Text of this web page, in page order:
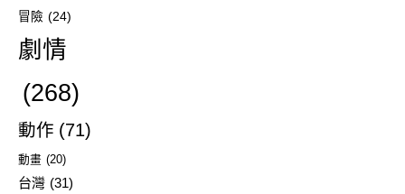
冒險 (24)
劇情
(268)
動作 (71)
動畫 (20)
台灣 (31)